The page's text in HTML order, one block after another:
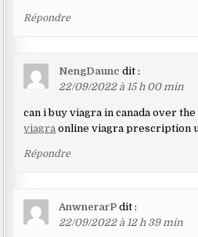
Répondre
NengDaunc dit :
22/09/2022 à 15 h 00 min
can i buy viagra in canada over
viagra online viagra prescription
Répondre
AnwnerarP dit :
22/09/2022 à 12 h 39 min